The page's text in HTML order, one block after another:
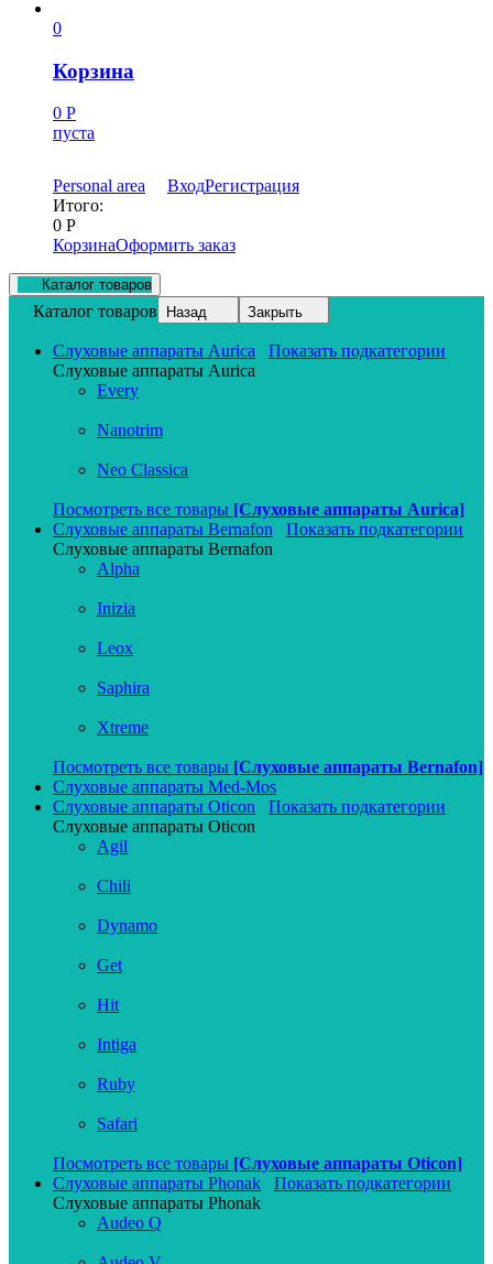
0
Корзина
0 Р
пуста
Personal area ВходРегистрация
Итого:
0 Р
КорзинаОформить заказ
Каталог товаров
Каталог товаров Назад Закрыть
Слуховые аппараты Aurica
Показать подкатегории
Слуховые аппараты Aurica
Every
Nanotrim
Neo Classica
Посмотреть все товары [Слуховые аппараты Aurica]
Слуховые аппараты Bernafon
Показать подкатегории
Слуховые аппараты Bernafon
Alpha
Inizia
Leox
Saphira
Xtreme
Посмотреть все товары [Слуховые аппараты Bernafon]
Слуховые аппараты Med-Mos
Слуховые аппараты Oticon
Показать подкатегории
Слуховые аппараты Oticon
Agil
Chili
Dynamo
Get
Hit
Intiga
Ruby
Safari
Посмотреть все товары [Слуховые аппараты Oticon]
Слуховые аппараты Phonak
Показать подкатегории
Слуховые аппараты Phonak
Audeo Q